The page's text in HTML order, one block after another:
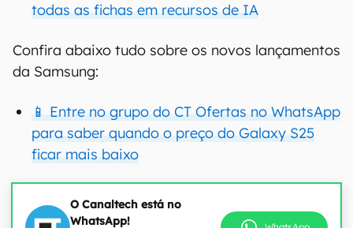
todas as fichas em recursos de IA
Confira abaixo tudo sobre os novos lançamentos
da Samsung:
📱 Entre no grupo do CT Ofertas no WhatsApp
para saber quando o preço do Galaxy S25
ficar mais baixo
O Canaltech está no
WhatsApp!